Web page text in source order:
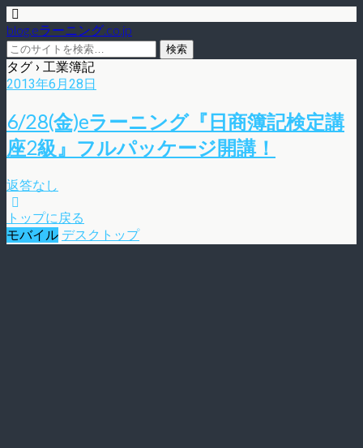
blog.eラーニング.co.jp
タグ › 工業簿記
2013年6月28日
6/28(金)eラーニング『日商簿記検定講
座2級』フルパッケージ開講！
返答なし
トップに戻る
モバイル デスクトップ